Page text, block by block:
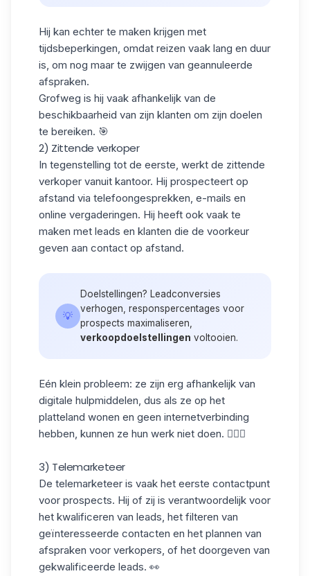
Hij kan echter te maken krijgen met
tijdsbeperkingen, omdat reizen vaak lang en duur
is, om nog maar te zwijgen van geannuleerde
afspraken.
Grofweg is hij vaak afhankelijk van de
beschikbaarheid van zijn klanten om zijn doelen
te bereiken. 🎯
2) Zittende verkoper
In tegenstelling tot de eerste, werkt de zittende
verkoper vanuit kantoor. Hij prospecteert op
afstand via telefoongesprekken, e-mails en
online vergaderingen. Hij heeft ook vaak te
maken met leads en klanten die de voorkeur
geven aan contact op afstand.
💡
Doelstellingen? Leadconversies
verhogen, responspercentages voor
prospects maximaliseren,
verkoopdoelstellingen voltooien.
Eén klein probleem: ze zijn erg afhankelijk van
digitale hulpmiddelen, dus als ze op het
platteland wonen en geen internetverbinding
hebben, kunnen ze hun werk niet doen. 🤷🏻‍♀️
3) Telemarketeer
De telemarketeer is vaak het eerste contactpunt
voor prospects. Hij of zij is verantwoordelijk voor
het kwalificeren van leads, het filteren van
geïnteresseerde contacten en het plannen van
afspraken voor verkopers, of het doorgeven van
gekwalificeerde leads. 👀